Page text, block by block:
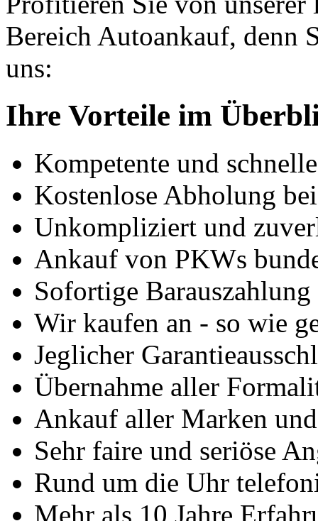
Bereich Autoankauf, denn
uns:
Ihre Vorteile im
Kompetente und
Kostenlose Abholung
Unkompliziert und
Ankauf von PKWs
Sofortige
Wir kaufen an - so wie
Jeglicher
Übernahme aller
Ankauf aller Marken
Sehr faire und seriöse
Rund um die Uhr
Mehr als 10 Jahre